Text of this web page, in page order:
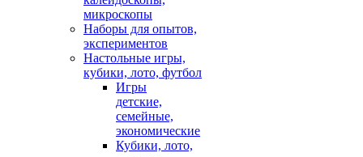
микроскопы
Наборы для опытов,
экспериментов
Настольные игры,
кубики, лото, футбол
Игры
детские,
семейные,
экономические
Кубики, лото,